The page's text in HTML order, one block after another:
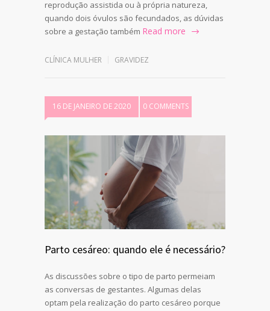
reprodução assistida ou à própria natureza,
quando dois óvulos são fecundados, as dúvidas
sobre a gestação também Read more
CLÍNICA MULHER GRAVIDEZ
16 DE JANEIRO DE 2020 0 COMMENTS
Parto cesáreo: quando ele é necessário?
As discussões sobre o tipo de parto permeiam
as conversas de gestantes. Algumas delas
optam pela realização do parto cesáreo porque